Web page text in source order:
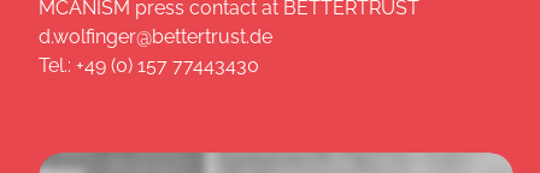
MCANISM press contact at BETTERTRUST
d.wolfinger@bettertrust.de
Tel.: +49 (0) 157 77443430